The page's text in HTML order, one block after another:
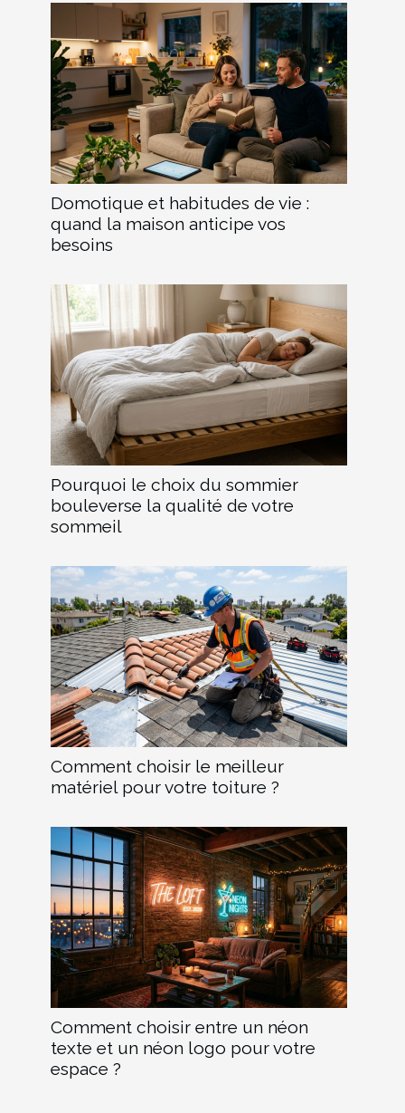
Domotique et habitudes de vie :
quand la maison anticipe vos
besoins
Pourquoi le choix du sommier
bouleverse la qualité de votre
sommeil
Comment choisir le meilleur
matériel pour votre toiture ?
Comment choisir entre un néon
texte et un néon logo pour votre
espace ?